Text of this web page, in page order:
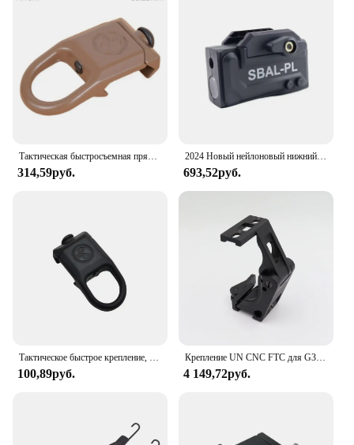
Тактическая быстросъемная пряжка RSA GBB, QD ремень, стальное крепление, адаптер, подходит для рейки 20 мм, охотничий инструмент, пряжка, зажим, аксессуары
314,59руб.
2024 Новый нейлоновый нижний интегрированный инфракрасный светодиодный фонарик для игрушечного пистолета на 20 мм, инфракрасный Glock
693,52руб.
Тактическое быстрое крепление, металлический ремешок RSA GBB QD, строп для винтовки, охоты, Pictinny Rail Mlok, Стробоскопическая модель
100,89руб.
Крепление UN CNC FTC для G33 G43 Magn ifier G33 558 EXPS 6X-Mag-1, крепление для прицела, аксессуары для охотничьего оружия
4 149,72руб.